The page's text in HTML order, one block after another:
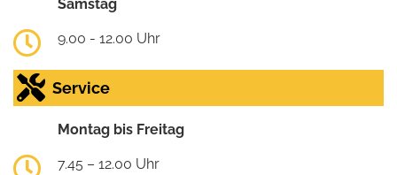
Samstag
9.00 - 12.00 Uhr
Service
Montag bis Freitag
7.45 – 12.00 Uhr